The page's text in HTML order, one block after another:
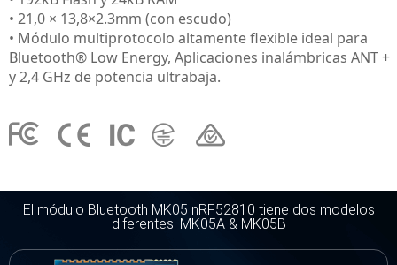
• 21,0 × 13,8×2.3mm (con escudo)
• Módulo multiprotocolo altamente flexible ideal para
Bluetooth® Low Energy, Aplicaciones inalámbricas ANT +
y 2,4 GHz de potencia ultrabaja.
El módulo Bluetooth MK05 nRF52810 tiene dos modelos
diferentes: MK05A & MK05B